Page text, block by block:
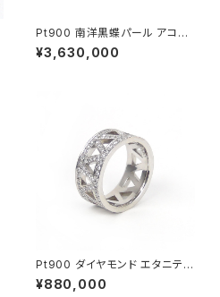
Pt900 南洋黒蝶パール アコヤ
無調色ベビーパール ダイヤモン
ド ペンダントトップ
¥3,630,000
Pt900 ダイヤモンド エタニティ
ーリング
¥880,000